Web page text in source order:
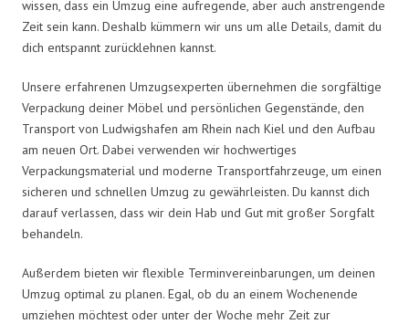
wissen, dass ein Umzug eine aufregende, aber auch anstrengende
Zeit sein kann. Deshalb kümmern wir uns um alle Details, damit du
dich entspannt zurücklehnen kannst.
Unsere erfahrenen Umzugsexperten übernehmen die sorgfältige
Verpackung deiner Möbel und persönlichen Gegenstände, den
Transport von Ludwigshafen am Rhein nach Kiel und den Aufbau
am neuen Ort. Dabei verwenden wir hochwertiges
Verpackungsmaterial und moderne Transportfahrzeuge, um einen
sicheren und schnellen Umzug zu gewährleisten. Du kannst dich
darauf verlassen, dass wir dein Hab und Gut mit großer Sorgfalt
behandeln.
Außerdem bieten wir flexible Terminvereinbarungen, um deinen
Umzug optimal zu planen. Egal, ob du an einem Wochenende
umziehen möchtest oder unter der Woche mehr Zeit zur